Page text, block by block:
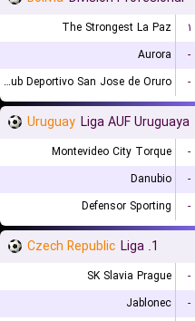
The Strongest La Paz ۱
Aurora
-
GV Club Deportivo San Jose de Oruro
-
Uruguay Liga AUF Uruguaya
Montevideo City Torque -
Danubio
-
Defensor Sporting
-
Czech Republic 1. Liga
SK Slavia Prague -
Jablonec
-